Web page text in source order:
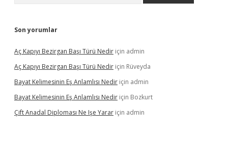
Son yorumlar
Aç Kapıyı Bezirgan Başı Türü Nedir için admin
Aç Kapıyı Bezirgan Başı Türü Nedir için Rüveyda
Bayat Kelimesinin Eş Anlamlısı Nedir için admin
Bayat Kelimesinin Eş Anlamlısı Nedir için Bozkurt
Çift Anadal Diploması Ne Işe Yarar için admin